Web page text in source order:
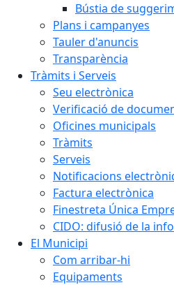
Bústia de
Plans i campanyes
Tauler d'anuncis
Transparència
Tràmits i Serveis
Seu electrònica
Verificació de
Oficines municipals
Tràmits
Serveis
Notificacions
Factura electrònica
Finestreta Única
CIDO: difusió de la
El Municipi
Com arribar-hi
Equipaments